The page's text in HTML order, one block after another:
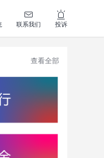
联系我们 投诉
查看全部